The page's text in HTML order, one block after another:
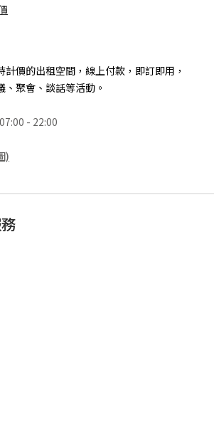
計價的出租空間，線上付款，即訂即用，
聚會、談話等活動。
07:00 - 22:00
)